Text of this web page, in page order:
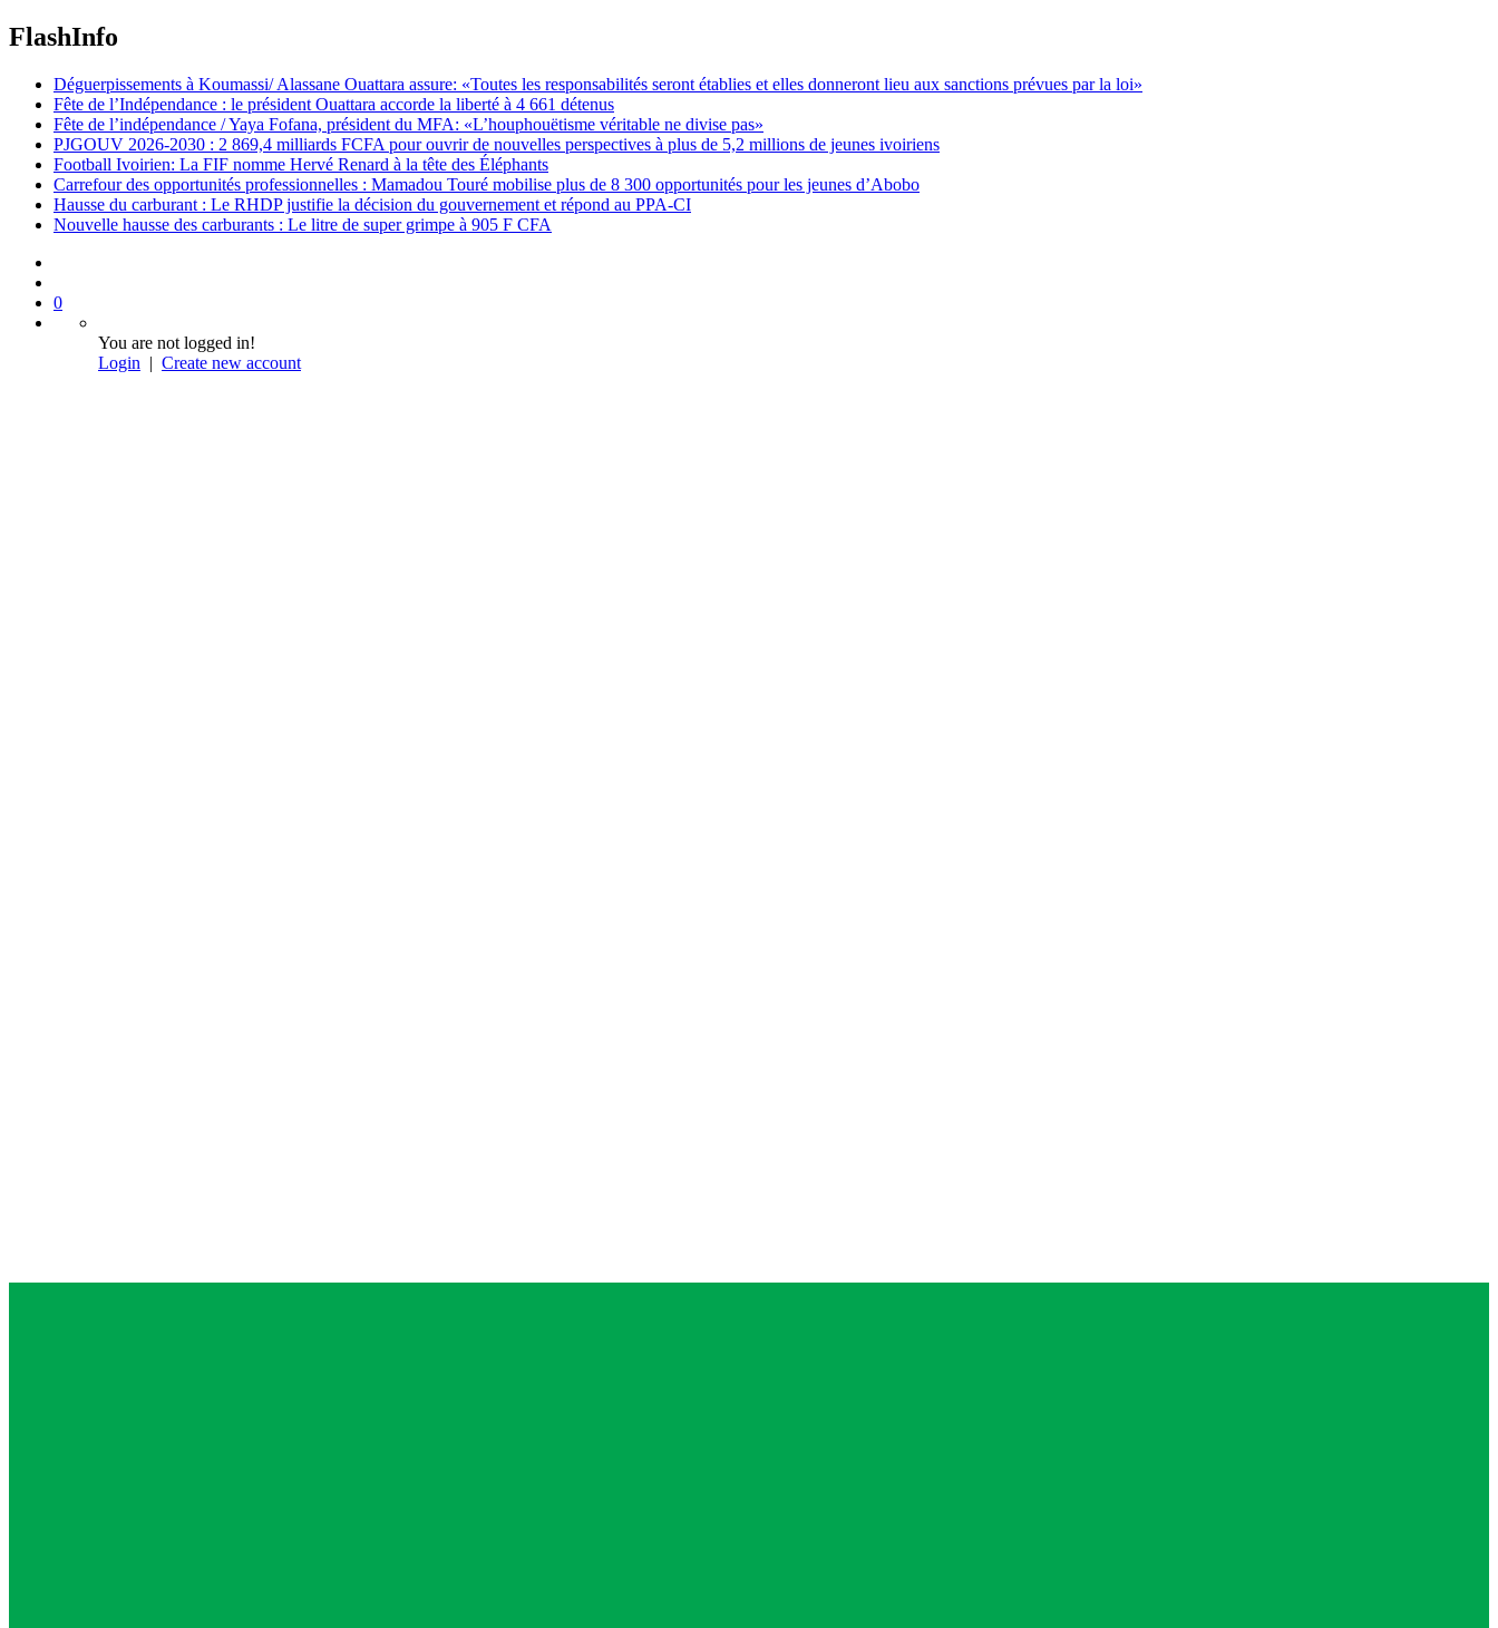
FlashInfo
Déguerpissements à Koumassi/ Alassane Ouattara assure: «Toutes les responsabilités seront établies et elles donneront lieu aux sanctions prévues par la loi»
Fête de l’Indépendance : le président Ouattara accorde la liberté à 4 661 détenus
Fête de l’indépendance / Yaya Fofana, président du MFA: «L’houphouëtisme véritable ne divise pas»
PJGOUV 2026-2030 : 2 869,4 milliards FCFA pour ouvrir de nouvelles perspectives à plus de 5,2 millions de jeunes ivoiriens
Football Ivoirien: La FIF nomme Hervé Renard à la tête des Éléphants
Carrefour des opportunités professionnelles : Mamadou Touré mobilise plus de 8 300 opportunités pour les jeunes d’Abobo
Hausse du carburant : Le RHDP justifie la décision du gouvernement et répond au PPA-CI
Nouvelle hausse des carburants : Le litre de super grimpe à 905 F CFA
0
You are not logged in!
Login | Create new account